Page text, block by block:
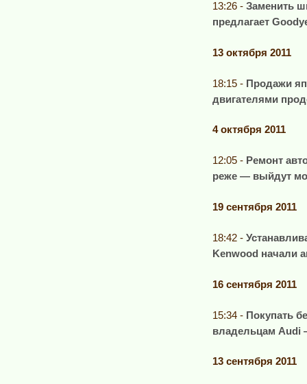
13:26 - Заменить
предлагает
13 октября 2011
18:15 - Продажи
двигателями
4 октября 2011
12:05 - Ремонт
реже — выйдут
19 сентября 2011
18:42 -
Kenwood начали
16 сентября 2011
15:34 - Покупать
владельцам Audi
13 сентября 2011